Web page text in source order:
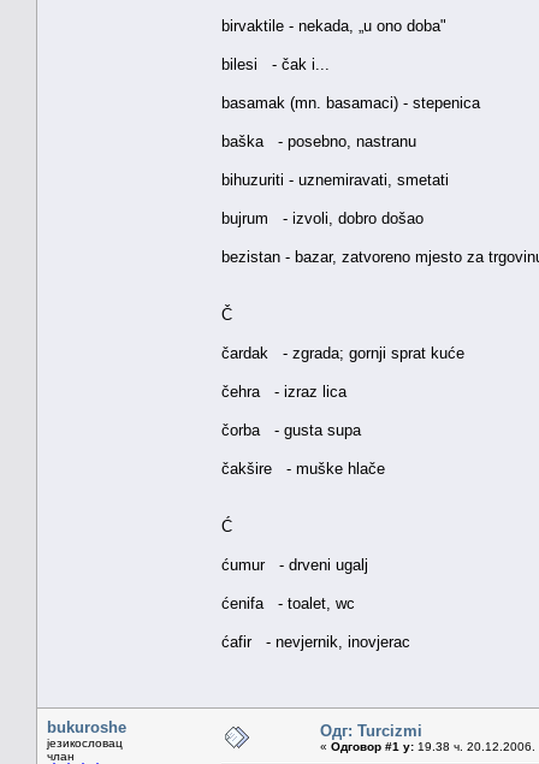
birvaktile - nekada, „u ono doba"
bilesi - čak i...
basamak (mn. basamaci) - stepenica
baška - posebno, nastranu
bihuzuriti - uznemiravati, smetati
bujrum - izvoli, dobro došao
bezistan - bazar, zatvoreno mjesto za
Č
čardak - zgrada; gornji sprat kuće
čehra - izraz lica
čorba - gusta supa
čakšire - muške hlače
Ć
ćumur - drveni ugalj
ćenifa - toalet, wc
ćafir - nevjernik, inovjerac
bukuroshe
језикословац
члан
Одг: Turcizmi
« Одговор #1 у: 19.38 ч. 20.12.2006.